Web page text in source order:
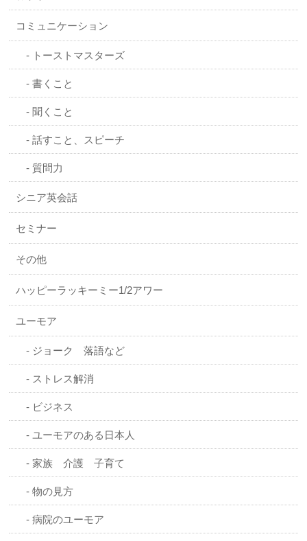
コミュニケーション
トーストマスターズ
書くこと
聞くこと
話すこと、スピーチ
質問力
シニア英会話
セミナー
その他
ハッピーラッキーミー1/2アワー
ユーモア
ジョーク 落語など
ストレス解消
ビジネス
ユーモアのある日本人
家族 介護 子育て
物の見方
病院のユーモア